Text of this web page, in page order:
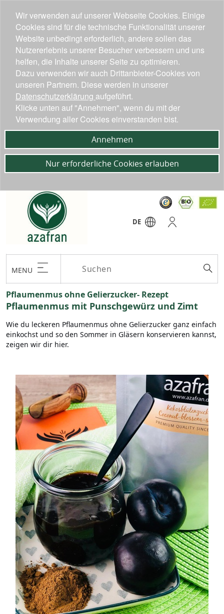
DE
MENU
Pflaumenmus ohne Gelierzucker- Rezept
Pflaumenmus mit Punschgewürz und Zimt
Wie du leckeren Pflaumenmus ohne Gelierzucker ganz einfach
einkochst und so den Sommer in Gläsern konservieren kannst,
zeigen wir dir hier.
Wir verwenden auf unserer Webseite Cookies. Einige
Cookies sind für die technische Funktionalität unserer
Website unbedingt erforderlich, andere sollen das
Nutzererlebnis unserer Besucher verbessern und uns
helfen, die Inhalte unserer Seite zu optimieren.
Dazu verwenden wir auch Drittanbieter-Cookies von
unseren Partnern. Diese werden in unserer
Datenschutzerklärung aufgeführt.
Klicke unten auf "Annehmen", wenn du mit der
Verwendung aller Cookies einverstanden bist.
Annehmen
Nur erforderliche Cookies erlauben